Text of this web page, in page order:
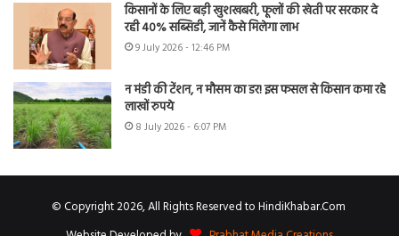
किसानों के लिए बड़ी खुशखबरी, फूलों की खेती पर सरकार दे
रही 40% सब्सिडी, जानें कैसे मिलेगा लाभ
9 July 2026 - 12:46 PM
न मंडी की टेंशन, न मौसम का डर! इस फसल से किसान कमा रहे
लाखों रुपये
8 July 2026 - 6:07 PM
© Copyright 2026, All Rights Reserved to HindiKhabar.Com